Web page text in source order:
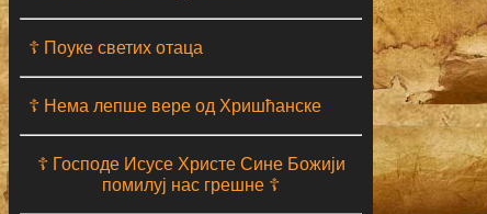
☦ Поуке светих отаца
☦ Нема лепше вере од Хришћанске
☦ Господе Исусе Христе Сине Божији
помилуј нас грешне ☦